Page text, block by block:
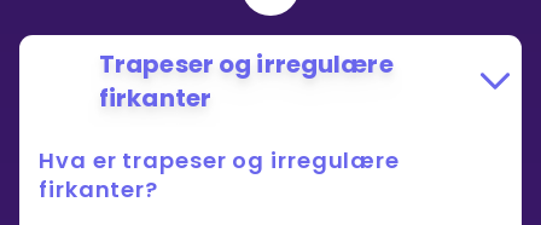
Trapeser og irregulære
firkanter
Hva er trapeser og irregulære
firkanter?